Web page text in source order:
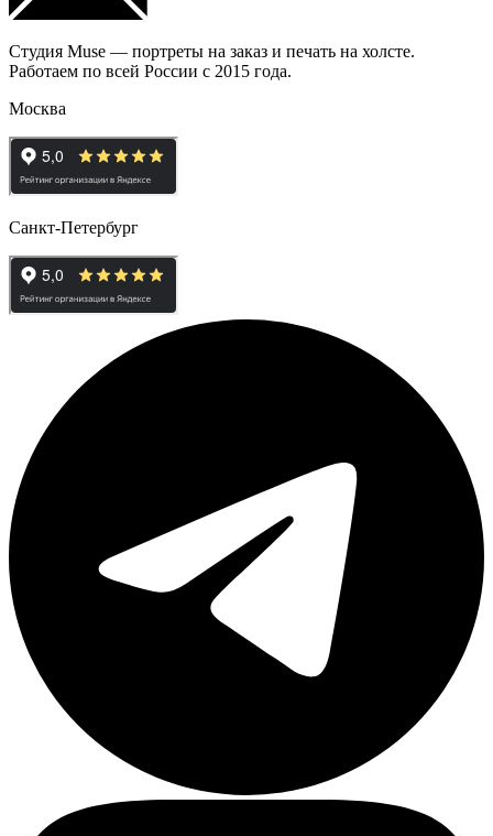
Студия Muse — портреты на заказ и печать на холсте.
Работаем по всей России с 2015 года.
Москва
Санкт-Петербург